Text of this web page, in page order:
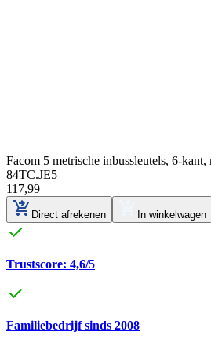
Facom 5 metrische inbussleutels, 6-kant,
84TC.JE5
117,99
Direct afrekenen In winkelwagen
Trustscore: 4,6/5
Familiebedrijf sinds 2008